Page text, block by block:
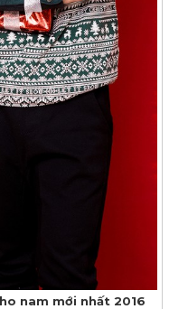
nam mới nhất 2016